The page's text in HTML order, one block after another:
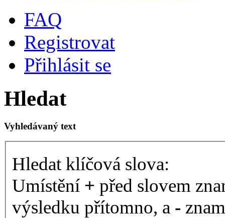
FAQ
Registrovat
Přihlásit se
Hledat
Vyhledávaný text
Hledat klíčová slova:
Umístění + před slovem
výsledku přítomno, a -